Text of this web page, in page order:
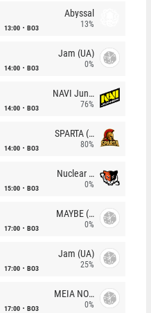
13:00 BO3
Abyssal
13%
14:00 BO3
Jam (UA)
0%
14:00 BO3
NAVI Junior
76%
14:00 BO3
SPARTA (RU)
80%
15:00 BO3
Nuclear TigeRES
0%
17:00 BO3
MAYBE (UA)
0%
17:00 BO3
Jam (UA)
25%
17:00 BO3
MEIA NOITE
0%